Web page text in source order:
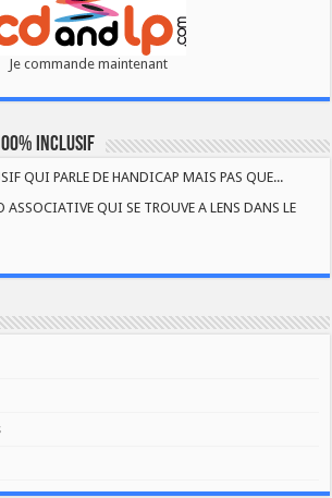
Je commande maintenant
INCLUSIF
QUI PARLE DE HANDICAP MAIS PAS QUE...
QUI SE TROUVE A LENS DANS LE